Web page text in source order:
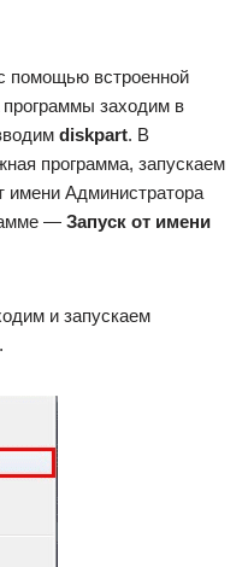
помощью встроенной
заходим в
diskpart. В
программа, запускаем
имени Администратора
— Запуск от имени
и запускаем